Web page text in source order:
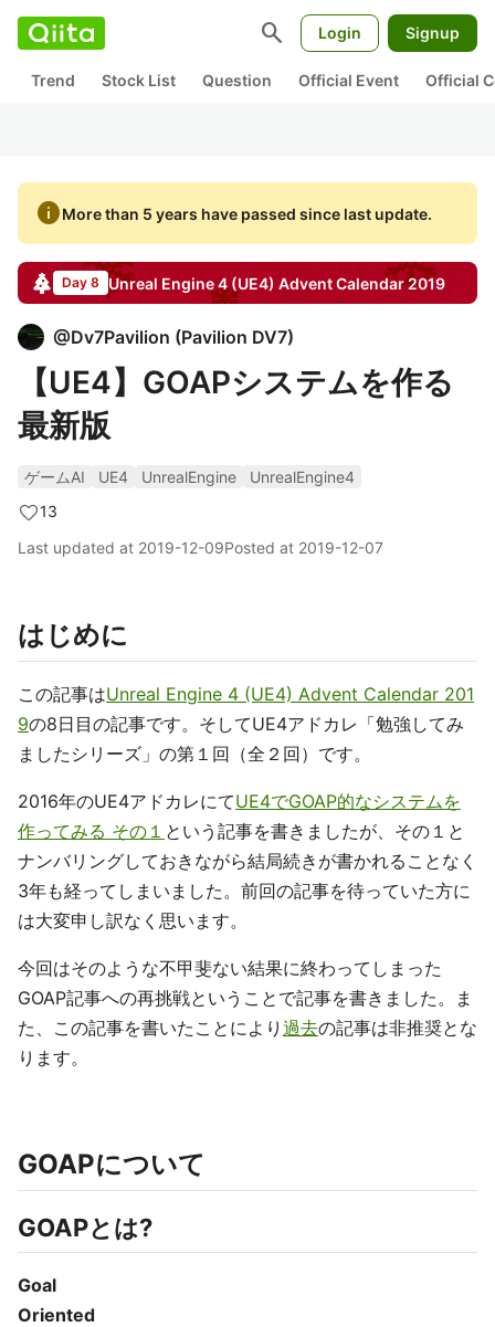
search Login Signup
Trend Stock List Question Official Event Official
infoMore than 5 years have passed since last update.
Day 8 Unreal Engine 4 (UE4) Advent Calendar2019
@Dv7Pavilion (Pavilion DV7)
【UE4】GOAPシステムを作る
最新版
ゲームAI UE4 UnrealEngine
UnrealEngine4
13
Last updated at 2019-12-09Posted at 2019-12-07
はじめに
この記事はUnreal Engine 4 (UE4) Advent Calendar 201
9の8日目の記事です。そしてUE4アドカレ「勉強してみ
ましたシリーズ」の第１回（全２回）です。
2016年のUE4アドカレにてUE4でGOAP的なシステムを
作ってみる その１ という記事を書きましたが、その１と
ナンバリングしておきながら結局続きが書かれることなく
3年も経ってしまいました。前回の記事を待っていた方に
は大変申し訳なく思います。
今回はそのような不甲斐ない結果に終わってしまった
GOAP記事への再挑戦ということで記事を書きました。ま
た、この記事を書いたことにより 過去の記事は非推奨とな
ります。
GOAPについて
GOAPとは?
Goal
Oriented